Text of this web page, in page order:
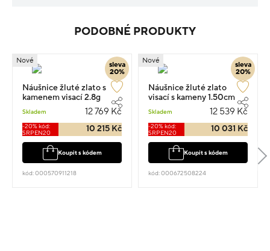
PODOBNÉ PRODUKTY
sleva
20%
Nové
Náušnice žluté zlato s
kamenem visací 2.8g
Skladem 12 769 Kč
-20% kód:
SRPEN20
10 215 Kč
Koupit s kódem
kód: 000570911218
sleva
20%
Nové
Náušnice žluté zlato
visací s kameny 1.50cm
Skladem 12 539 Kč
-20% kód:
SRPEN20
10 031 Kč
Koupit s kódem
kód: 000672508224